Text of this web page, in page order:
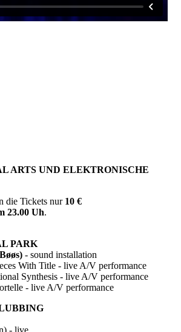
ARTS UND ELEKTRONISCHE
die Tickets nur 10 €
23.00 Uh.
PARK
- sound installation
With Title - live A/V performance
Synthesis - live A/V performance
- live A/V performance
- live